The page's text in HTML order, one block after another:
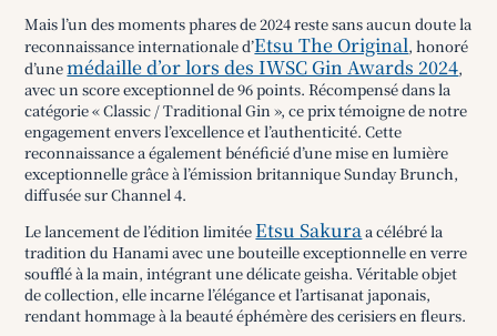
Mais l’un des moments phares de 2024 reste sans aucun doute la
reconnaissance internationale d’Etsu The Original, honoré
d’unemédaille d’or lors des IWSC Gin Awards 2024,
avec un score exceptionnel de 96 points. Récompensé dans la
catégorie « Classic / Traditional Gin », ce prix témoigne de notre
engagement envers l’excellence et l’authenticité. Cette
reconnaissance a également bénéficié d’une mise en lumière
exceptionnelle grâce à l’émission britannique Sunday Brunch,
diffusée sur Channel 4.
Le lancement de l’édition limitéeEtsu Sakuraa célébré la
tradition du Hanami avec une bouteille exceptionnelle en verre
soufflé à la main, intégrant une délicate geisha. Véritable objet
de collection, elle incarne l’élégance et l’artisanat japonais,
rendant hommage à la beauté éphémère des cerisiers en fleurs.